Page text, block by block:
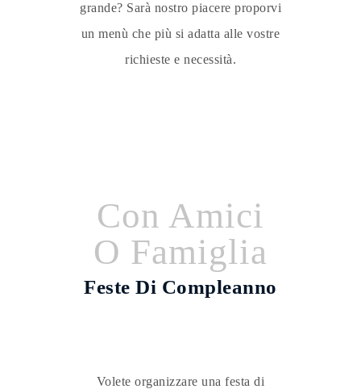
grande? Sarà nostro piacere proporvi
un menù che più si adatta alle vostre
richieste e necessità.
Con Amici
O Famiglia
Feste Di Compleanno
Volete organizzare una festa di